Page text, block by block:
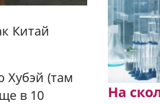
Китай
Хубэй (там
в 10
На